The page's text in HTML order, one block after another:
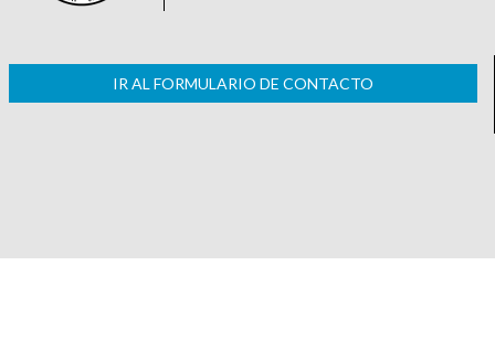
IR AL FORMULARIO DE CONTACTO